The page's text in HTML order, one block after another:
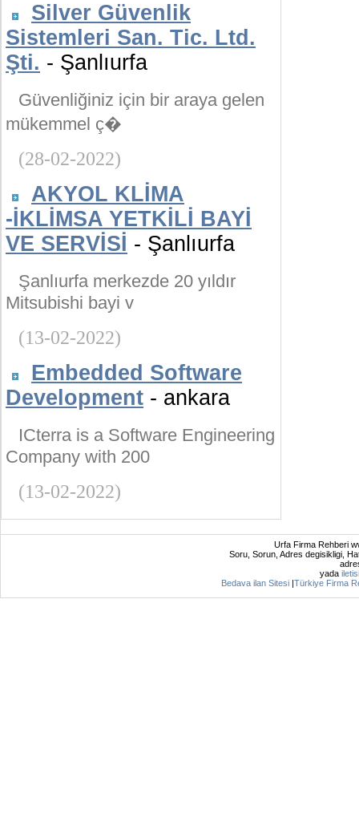
Silver Güvenlik
Sistemleri San. Tic. Ltd.
Şti. - Şanlıurfa
Güvenliğiniz için bir araya gelen
mükemmel ç�
(28-02-2022)
AKYOL KLİMA
-İKLİMSA YETKİLİ BAYİ
VE SERVİSİ - Şanlıurfa
Şanlıurfa merkezde 20 yıldır
Mitsubishi bayi v
(13-02-2022)
Embedded Software
Development - ankara
ICterra is a Software Engineering
Company with 200
(13-02-2022)
Urfa Firma Rehberi
Soru, Sorun, Adres degisikligi,
yada
Bedava ilan Sitesi |Türkiye Firma